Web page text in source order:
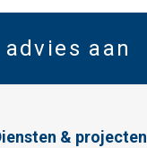
aan
& projecten